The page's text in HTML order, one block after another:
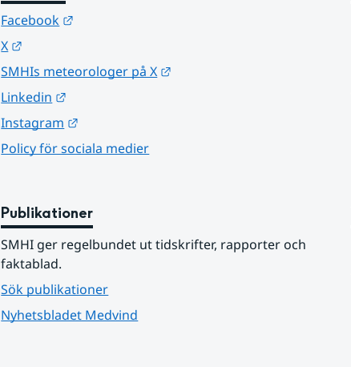
Facebook
X
SMHIs meteorologer på X
Linkedin
Instagram
Policy för sociala medier
Publikationer
SMHI ger regelbundet ut tidskrifter, rapporter och
faktablad.
Sök publikationer
Nyhetsbladet Medvind